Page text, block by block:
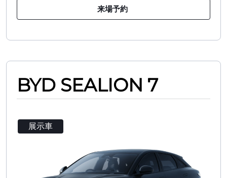
来場予約
BYD SEALION 7
展示車